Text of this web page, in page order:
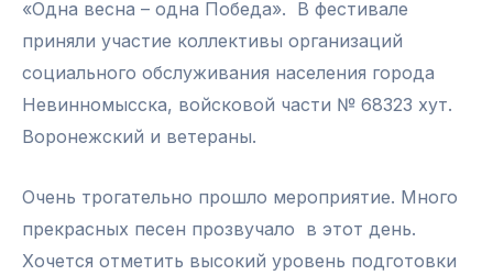
«Одна весна – одна Победа». В фестивале
приняли участие коллективы организаций
социального обслуживания населения города
Невинномысска, войсковой части № 68323 хут.
Воронежский и ветераны.
Очень трогательно прошло мероприятие. Много
прекрасных песен прозвучало в этот день.
Хочется отметить высокий уровень подготовки